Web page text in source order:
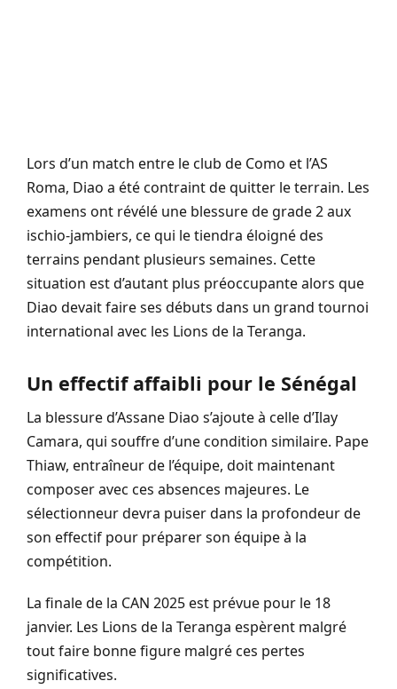
Lors d’un match entre le club de Como et l’AS
Roma, Diao a été contraint de quitter le terrain. Les
examens ont révélé une blessure de grade 2 aux
ischio-jambiers, ce qui le tiendra éloigné des
terrains pendant plusieurs semaines. Cette
situation est d’autant plus préoccupante alors que
Diao devait faire ses débuts dans un grand tournoi
international avec les Lions de la Teranga.
Un effectif affaibli pour le Sénégal
La blessure d’Assane Diao s’ajoute à celle d’Ilay
Camara, qui souffre d’une condition similaire. Pape
Thiaw, entraîneur de l’équipe, doit maintenant
composer avec ces absences majeures. Le
sélectionneur devra puiser dans la profondeur de
son effectif pour préparer son équipe à la
compétition.
La finale de la CAN 2025 est prévue pour le 18
janvier. Les Lions de la Teranga espèrent malgré
tout faire bonne figure malgré ces pertes
significatives.